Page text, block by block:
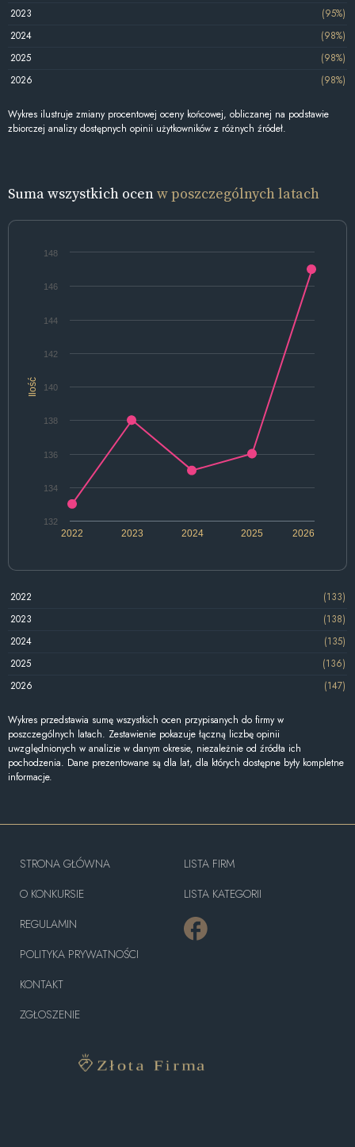
2023
(95%)
2024
(98%)
2025
(98%)
2026
(98%)
Wykres ilustruje zmiany procentowej oceny końcowej, obliczanej na podstawie
zbiorczej analizy dostępnych opinii użytkowników z różnych źródeł.
Suma wszystkich ocenw poszczególnych latach
Ilość
2022 2024 2026
2023 2025
132
134
136
138
140
142
144
146
148
2022
(133)
2023
(138)
2024
(135)
2025
(136)
2026
(147)
Wykres przedstawia sumę wszystkich ocen przypisanych do firmy w
poszczególnych latach. Zestawienie pokazuje łączną liczbę opinii
uwzględnionych w analizie w danym okresie, niezależnie od źródła ich
pochodzenia. Dane prezentowane są dla lat, dla których dostępne były kompletne
informacje.
STRONA GŁÓWNA
O KONKURSIE
REGULAMIN
POLITYKA PRYWATNOŚCI
KONTAKT
ZGŁOSZENIE
LISTA FIRM
LISTA KATEGORII